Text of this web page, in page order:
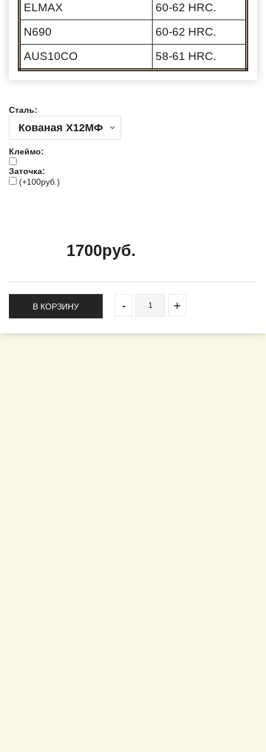
ELMAX
60-62 HRC.
N690
60-62 HRC.
AUS10CO
58-61 HRC.
Сталь:
Клеймо:
Заточка:
(+100руб. )
1700руб.
- +